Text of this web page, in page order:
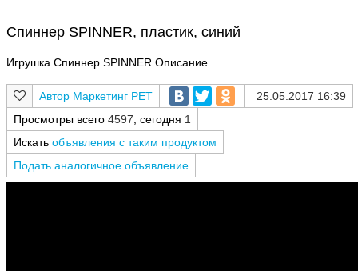
Спиннер SPINNER, пластик, синий
Игрушка Спиннер SPINNER Описание
Маркетинг РЕТ
25.05.2017 16:39
Просмотры всего 4597 , сегодня 1
Искать объявления с таким продуктом
Подать аналогичное объявление